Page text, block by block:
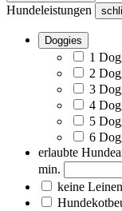
Hundeleistungen
Doggies
1
2
3
4
5
6
erlaubte
min.
keine